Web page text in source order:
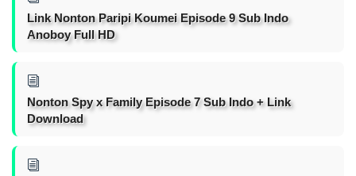
Link Nonton Paripi Koumei Episode 9 Sub Indo
Anoboy Full HD
Nonton Spy x Family Episode 7 Sub Indo + Link
Download